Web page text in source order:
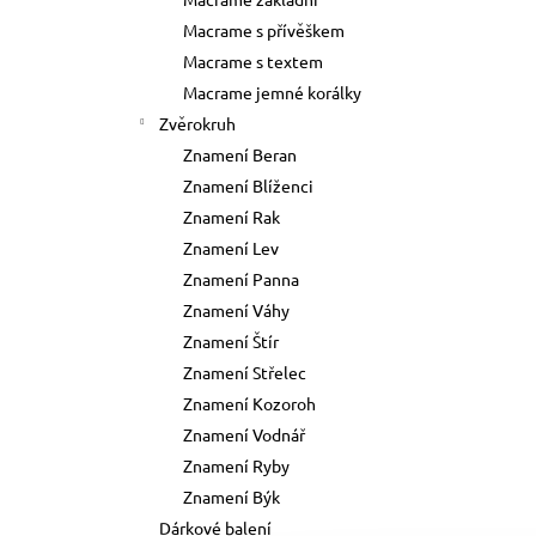
Macrame s přívěškem
Macrame s textem
Macrame jemné korálky
Zvěrokruh
Znamení Beran
Znamení Blíženci
Znamení Rak
Znamení Lev
Znamení Panna
Znamení Váhy
Znamení Štír
Znamení Střelec
Znamení Kozoroh
Znamení Vodnář
Znamení Ryby
Znamení Býk
Dárkové balení
Původně: 89 Kč